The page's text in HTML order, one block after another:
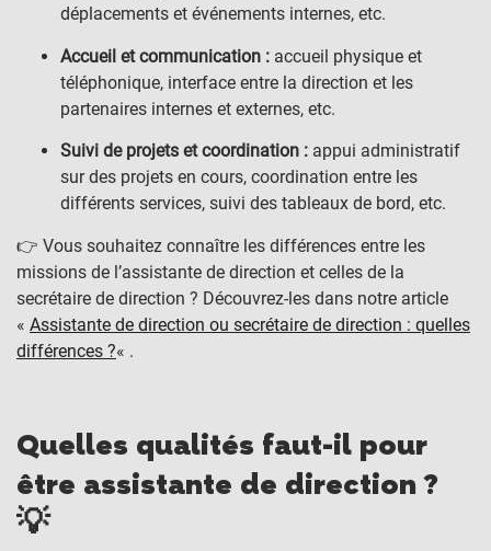
déplacements et événements internes, etc.
Accueil et communication : accueil physique et
téléphonique, interface entre la direction et les
partenaires internes et externes, etc.
Suivi de projets et coordination : appui administratif
sur des projets en cours, coordination entre les
différents services, suivi des tableaux de bord, etc.
👉 Vous souhaitez connaître les différences entre les
missions de l’assistante de direction et celles de la
secrétaire de direction ? Découvrez-les dans notre article
« Assistante de direction ou secrétaire de direction : quelles
différences ?« .
Quelles qualités faut-il pour
être assistante de direction ?
💡